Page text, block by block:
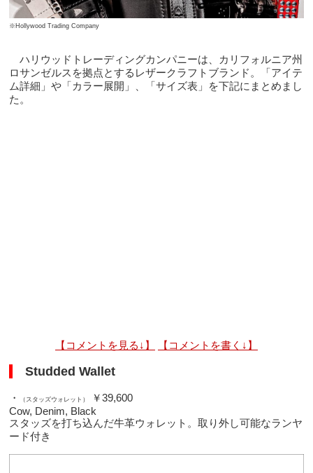
※Hollywood Trading Company
ハリウッドトレーディングカンパニーは、カリフォルニア州
ロサンゼルスを拠点とするレザークラフトブランド。「アイテ
ム詳細」や「カラー展開」、「サイズ表」を下記にまとめまし
た。
【コメントを見る↓】 【コメントを書く↓】
Studded Wallet
・ （スタッズウォレット）
￥39,600
Cow, Denim, Black
スタッズを打ち込んだ牛革ウォレット。取り外し可能なランヤ
ード付き